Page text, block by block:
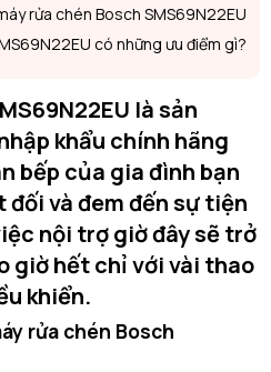
rửa chén Bosch SMS69N22EU
có những ưu điểm gì?
là sản
khẩu chính hãng
bếp của gia đình bạn
và đem đến sự tiện
nội trợ giờ đây sẽ trở
giờ hết chỉ với vài thao
khiển.
rửa chén Bosch